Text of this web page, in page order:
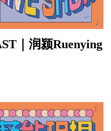
｜润颍Ruenying